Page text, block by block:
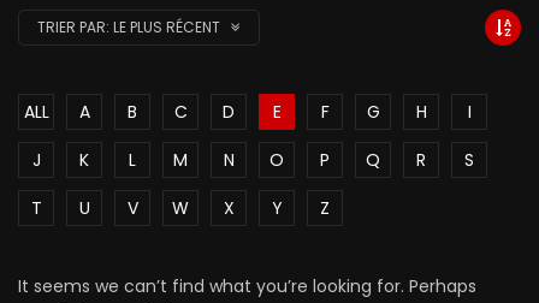
TRIER PAR: LE PLUS RÉCENT
ALL A B C D E F G H
I
J
K L M N O P Q R
S
T
U V W X Y Z
It seems we can’t find what you’re looking for. Perhaps